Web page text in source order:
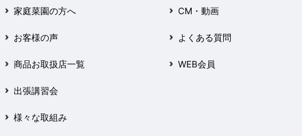
家庭菜園の方へ
お客様の声
商品お取扱店一覧
出張講習会
様々な取組み
CM・動画
よくある質問
WEB会員